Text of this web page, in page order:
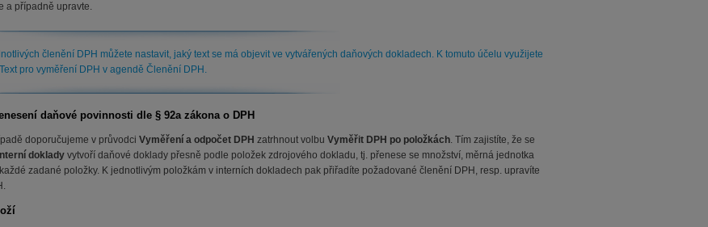
a případně upravte.
členění DPH můžete nastavit, jaký text se má objevit ve vytvářených daňových dokladech. K tomuto účelu využijete
pro vyměření DPH v agendě Členění DPH.
daňové povinnosti dle § 92a zákona o DPH
doporučujeme v průvodci Vyměření a odpočet DPH zatrhnout volbu Vyměřit DPH po položkách. Tím zajistíte, že se
Interní doklady vytvoří daňové doklady přesně podle položek zdrojového dokladu, tj. přenese se množství, měrná jednotka
zadané položky. K jednotlivým položkám v interních dokladech pak přiřadíte požadované členění DPH, resp. upravíte